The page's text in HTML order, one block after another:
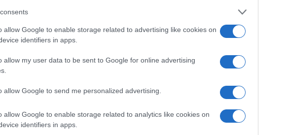
allow Google to enable storage related to advertising like cookies on
identifiers in apps.
allow my user data to be sent to Google for online advertising
allow Google to send me personalized advertising.
allow Google to enable storage related to analytics like cookies on
identifiers in apps.
Eppure, la realtà dei concerti è spesso
che tutti conosciamo, come i trasporti
entrare.
vivo ha affrontato importanti discussioni. Le
ticketing hanno messo in luce i problemi
con ansia di vedere il proprio artista
doversi confrontare con costi esorbitanti
La bellezza dei concerti estivi si